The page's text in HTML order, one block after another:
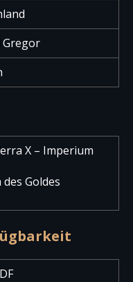
Gregor
X – Imperium
des Goldes